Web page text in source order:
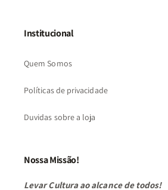
Institucional
Quem Somos
Políticas de privacidade
Duvidas sobre a loja
Nossa Missão!
Levar Cultura ao alcance de todos!